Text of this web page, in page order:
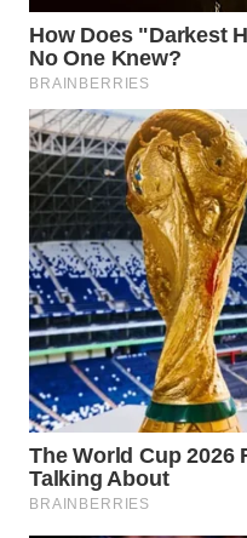
WN
MAJALENGKA
WN
SUBANG
WN
SUKABUMI
WN
PURWAKARTA
WN
PRIANGAN
TIMUR
WN
SEMARANG